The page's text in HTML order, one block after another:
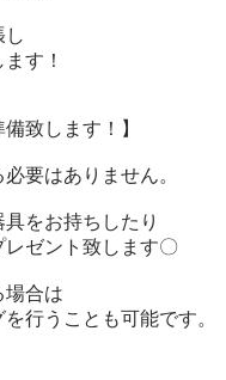
し
す！
致します！】
要はありません。
をお持ちしたり
ゼント致します〇
場合は
行うことも可能です。